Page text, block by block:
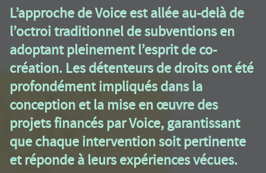
L’approche de Voice est allée au-delà de
l’octroi traditionnel de subventions en
adoptant pleinement l’esprit de co-
création. Les détenteurs de droits ont été
profondément impliqués dans la
conception et la mise en œuvre des
projets financés par Voice, garantissant
que chaque intervention soit pertinente
et réponde à leurs expériences vécues.